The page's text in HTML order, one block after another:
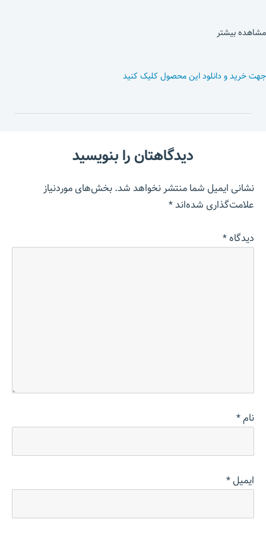
مشاهده بیشتر
جهت خرید و دانلود این محصول کلیک کنید
دیدگاهتان را بنویسید
نشانی ایمیل شما منتشر نخواهد شد.بخش‌های موردنیاز
علامت‌گذاری شده‌اند*
دیدگاه*
نام*
ایمیل*